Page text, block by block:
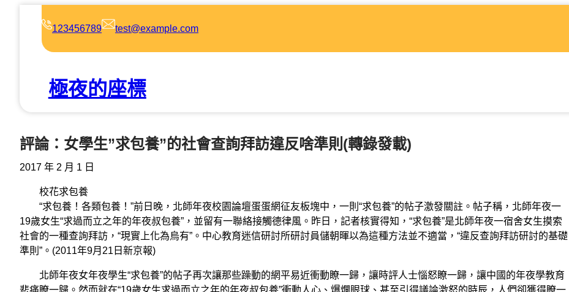
123456789 test@example.com
極夜的座標
評論：女學生”求包養”的社會查詢拜訪違反啥準則(轉錄發載)
2017 年 2 月 1 日
校花求包養
“求包養！各類包養！”前日晚，北師年夜校園論壇蛋蛋網征友板塊中，一則“求包養”的帖子激發關註。帖子稱，北師年夜一
19歲女生“求過而立之年的年夜叔包養”，並留有一聯絡接觸德律風。昨日，記者核實得知，“求包養”是北師年夜一宿舍女生摸索
社會的一種查詢拜訪，“現實上化為烏有”。中心教育迷信研討所研討員儲朝暉以為這種方法並不適當，“違反查詢拜訪研討的基礎
準則”。(2011年9月21日新京報)
北師年夜女年夜學生“求包養”的帖子再次讓那些躁動的網平易近衝動瞭一歸，讓時評人士惱怒瞭一歸，讓中國的年夜學教育
悲痛瞭一歸。然而就在“19歲女生求過而立之年的年夜叔包養”衝動人心、爆爛眼球、甚至引得議論激怒的時辰，人們卻獲得瞭一